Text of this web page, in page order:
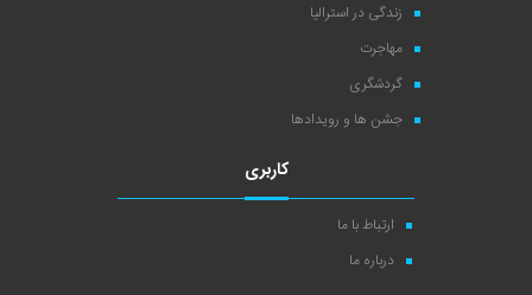
زندگی در استرالیا
مهاجرت
گردشگری
جشن ها و رویدادها
کاربری
ارتباط با ما
درباره ما